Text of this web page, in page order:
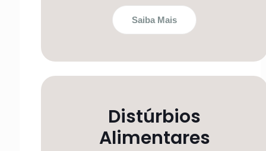
Saiba Mais
Distúrbios
Alimentares